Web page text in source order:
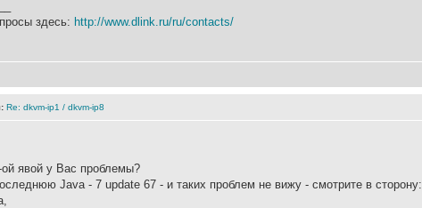
здесь: http://www.dlink.ru/ru/contacts/
Re: dkvm-ip1 / dkvm-ip8
явой у Вас проблемы?
Java - 7 update 67 - и таких проблем не вижу - смотрите в сторону: